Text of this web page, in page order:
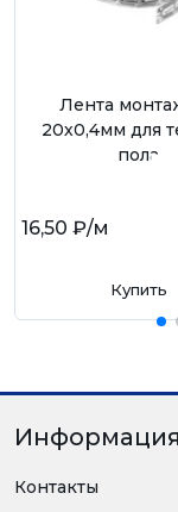
Лента
20х0,4мм для
пола
16,50 ₽/м
Купить
Информация
Контакты